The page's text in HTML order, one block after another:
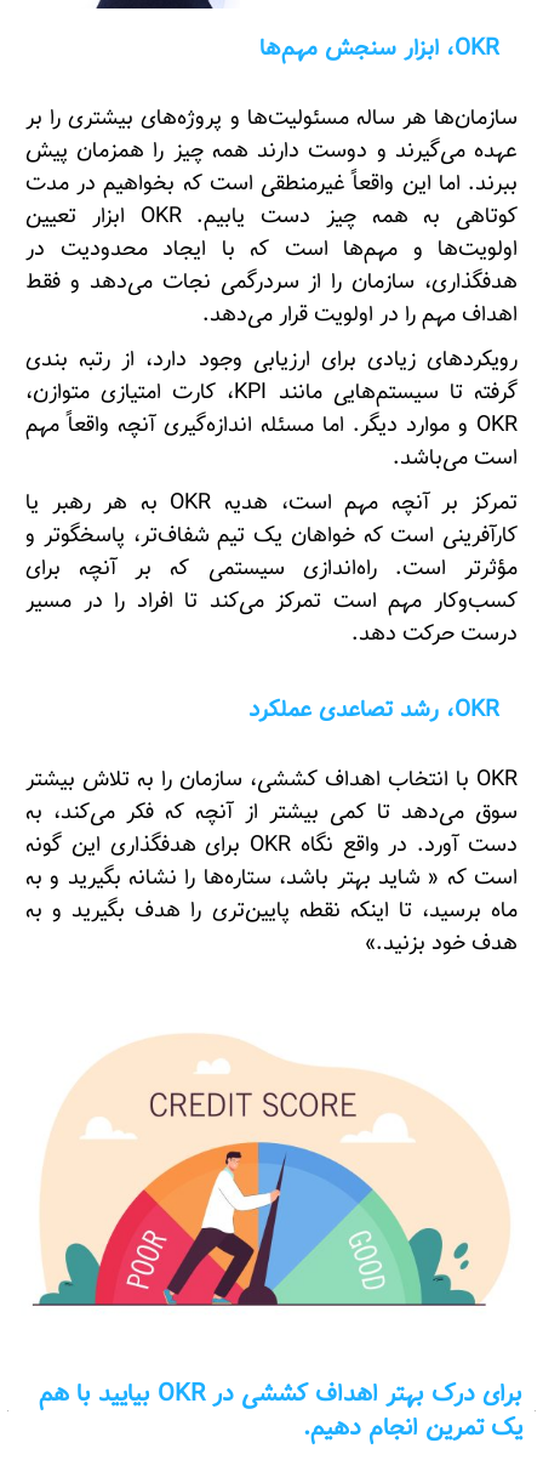
OKR، ابزار سنجش مهم‌ها
سازمان‌ها هر ساله مسئولیت‌ها و پروژه‌های بیشتری را بر
عهده می‌گیرند و دوست دارند همه چیز را همزمان پیش
ببرند. اما این واقعاً غیرمنطقی است که بخواهیم در مدت
کوتاهی به همه چیز دست یابیم. OKR ابزار تعیین
اولویت‌ها و مهم‌ها است که با ایجاد محدودیت در
هدفگذاری، سازمان را از سردرگمی نجات می‌دهد و فقط
اهداف مهم را در اولویت قرار می‌دهد.
رویکردهای زیادی برای ارزیابی وجود دارد، از رتبه بندی
گرفته تا سیستم‌هایی مانند KPI، کارت امتیازی متوازن،
OKR و موارد دیگر. اما مسئله اندازه‌گیری آنچه واقعاً مهم
است می‌باشد.
تمرکز بر آنچه مهم است، هدیه OKR به هر رهبر یا
کارآفرینی است که خواهان یک تیم شفاف‌تر، پاسخگوتر و
مؤثرتر است. راه‌اندازی سیستمی که بر آنچه برای
کسب‌وکار مهم است تمرکز می‌کند تا افراد را در مسیر
درست حرکت دهد.
OKR، رشد تصاعدی عملکرد
OKR با انتخاب اهداف کششی، سازمان را به تلاش بیشتر
سوق می‌دهد تا کمی بیشتر از آنچه که فکر می‌کند، به
دست آورد. در واقع نگاه OKR برای هدفگذاری این گونه
است که « شاید بهتر باشد، ستاره‌ها را نشانه بگیرید و به
ماه برسید، تا اینکه نقطه پایین‌تری را هدف بگیرید و به
هدف خود بزنید.»
برای درک بهتر اهداف کششی در OKR بیایید با هم
یک تمرین انجام دهیم.